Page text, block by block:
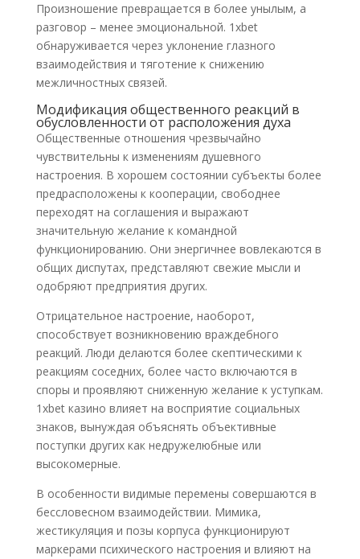
Произношение превращается в более унылым, а
разговор – менее эмоциональной. 1xbet
обнаруживается через уклонение глазного
взаимодействия и тяготение к снижению
межличностных связей.
Модификация общественного реакций в
обусловленности от расположения духа
Общественные отношения чрезвычайно
чувствительны к изменениям душевного
настроения. В хорошем состоянии субъекты более
предрасположены к кооперации, свободнее
переходят на соглашения и выражают
значительную желание к командной
функционированию. Они энергичнее вовлекаются в
общих диспутах, представляют свежие мысли и
одобряют предприятия других.
Отрицательное настроение, наоборот,
способствует возникновению враждебного
реакций. Люди делаются более скептическими к
реакциям соседних, более часто включаются в
споры и проявляют сниженную желание к уступкам.
1xbet казино влияет на восприятие социальных
знаков, вынуждая объяснять объективные
поступки других как недружелюбные или
высокомерные.
В особенности видимые перемены совершаются в
бессловесном взаимодействии. Мимика,
жестикуляция и позы корпуса функционируют
маркерами психического настроения и влияют на